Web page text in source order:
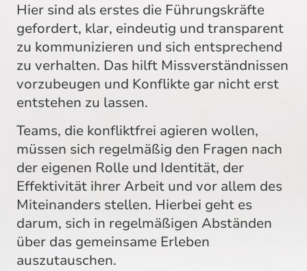
Hier sind als erstes die Führungskräfte
gefordert, klar, eindeutig und transparent
zu kommunizieren und sich entsprechend
zu verhalten. Das hilft Missverständnissen
vorzubeugen und Konflikte gar nicht erst
entstehen zu lassen.
Teams, die konfliktfrei agieren wollen,
müssen sich regelmäßig den Fragen nach
der eigenen Rolle und Identität, der
Effektivität ihrer Arbeit und vor allem des
Miteinanders stellen. Hierbei geht es
darum, sich in regelmäßigen Abständen
über das gemeinsame Erleben
auszutauschen.